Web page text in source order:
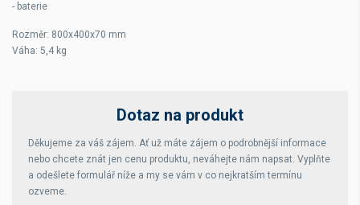
- baterie
Rozměr: 800x400x70 mm
Váha: 5,4 kg
Dotaz na produkt
Děkujeme za váš zájem. Ať už máte zájem o podrobnější informace
nebo chcete znát jen cenu produktu, neváhejte nám napsat. Vyplňte
a odešlete formulář níže a my se vám v co nejkratším termínu
ozveme.